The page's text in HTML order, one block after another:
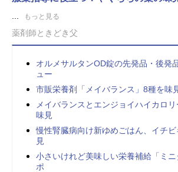
もっと見る
薬剤師ときどき父
オルメサルタンOD錠の先発品・後発
ュー
市販栄養剤「メイバランス」8種を味
メイバランスとエンジョイハイカロ
味見
慢性腎臓病向け新ゆめごはん、イチ
見
小さいけれど美味しい栄養補給「ミ
ポ